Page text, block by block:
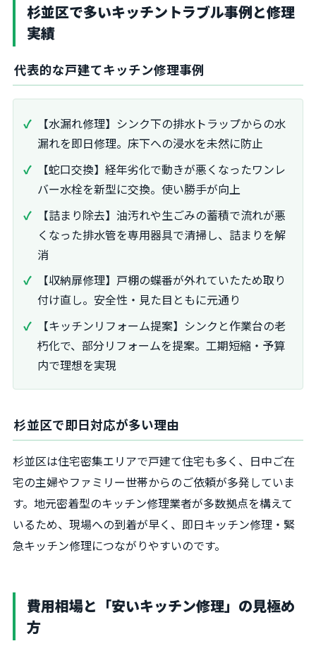
杉並区で多いキッチントラブル事例と修理
実績
代表的な戸建てキッチン修理事例
【水漏れ修理】シンク下の排水トラップからの水
漏れを即日修理。床下への浸水を未然に防止
【蛇口交換】経年劣化で動きが悪くなったワンレ
バー水栓を新型に交換。使い勝手が向上
【詰まり除去】油汚れや生ごみの蓄積で流れが悪
くなった排水管を専用器具で清掃し、詰まりを解
消
【収納扉修理】戸棚の蝶番が外れていたため取り
付け直し。安全性・見た目ともに元通り
【キッチンリフォーム提案】シンクと作業台の老
朽化で、部分リフォームを提案。工期短縮・予算
内で理想を実現
杉並区で即日対応が多い理由
杉並区は住宅密集エリアで戸建て住宅も多く、日中ご在
宅の主婦やファミリー世帯からのご依頼が多発していま
す。地元密着型のキッチン修理業者が多数拠点を構えて
いるため、現場への到着が早く、即日キッチン修理・緊
急キッチン修理につながりやすいのです。
費用相場と「安いキッチン修理」の見極め
方